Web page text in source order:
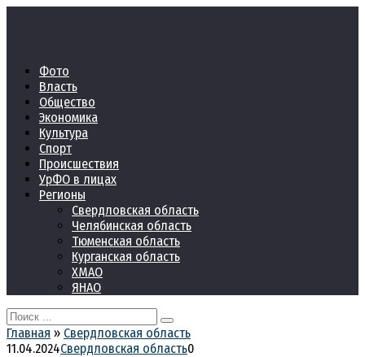
Фото
Власть
Общество
Экономика
Культура
Спорт
Происшествия
УрФО в лицах
Регионы
Свердловская область
Челябинская область
Тюменская область
Курганская область
ХМАО
ЯНАО
Search
for:
Главная » Свердловская область
11.04.2024Свердловская область0